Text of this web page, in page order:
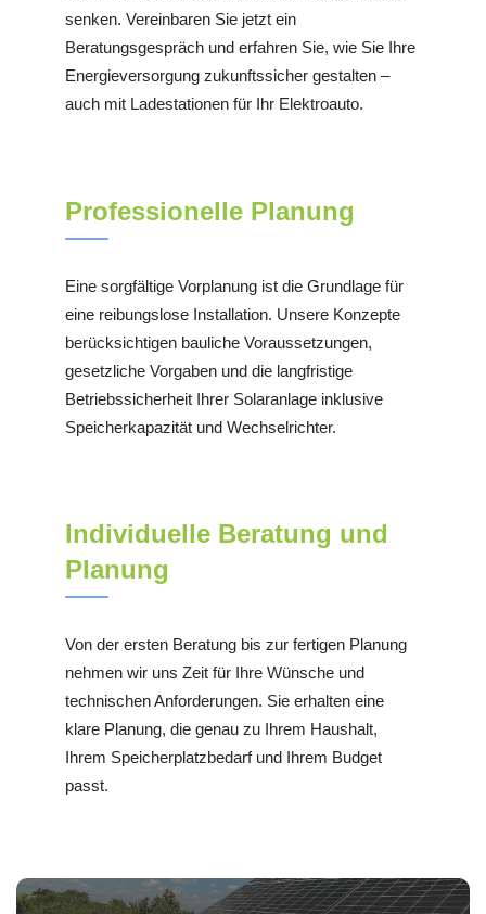
senken. Vereinbaren Sie jetzt ein
Beratungsgespräch und erfahren Sie, wie Sie Ihre
Energieversorgung zukunftssicher gestalten –
auch mit Ladestationen für Ihr Elektroauto.
Professionelle Planung
Eine sorgfältige Vorplanung ist die Grundlage für
eine reibungslose Installation. Unsere Konzepte
berücksichtigen bauliche Voraussetzungen,
gesetzliche Vorgaben und die langfristige
Betriebssicherheit Ihrer Solaranlage inklusive
Speicherkapazität und Wechselrichter.
Individuelle Beratung und
Planung
Von der ersten Beratung bis zur fertigen Planung
nehmen wir uns Zeit für Ihre Wünsche und
technischen Anforderungen. Sie erhalten eine
klare Planung, die genau zu Ihrem Haushalt,
Ihrem Speicherplatzbedarf und Ihrem Budget
passt.